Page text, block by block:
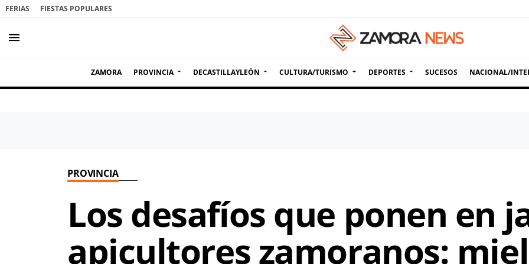
FERIAS FIESTAS POPULARES
menu
ZAMORA PROVINCIA DECASTILLAYLEÓN CULTURA/TURISMO DEPORTES SUCESOS NACIONAL/
PROVINCIA
Los desafíos que ponen en
apicultores zamoranos: